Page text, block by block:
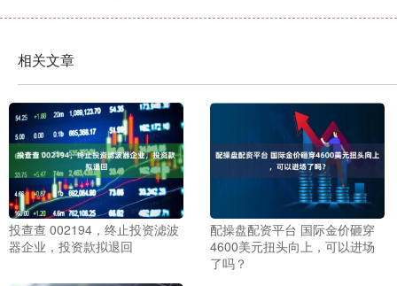
相关文章
投查查 002194，终止投资滤波
器企业，投资款拟退回
配操盘配资平台 国际金价砸穿
4600美元扭头向上，可以进场
了吗？